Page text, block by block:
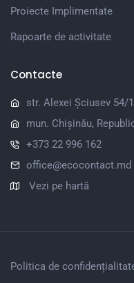
Proiecte Implimentate
Rapoarte de activitate
Contacte
str. Alexei Șciusev 54/1
mun. Chișinău,
+373 22 996 162
office@ecocontact.md
Vezi pe hartă
Politica de